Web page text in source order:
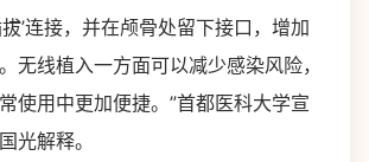
’连接，并在颅骨处留下接口，增加
无线植入一方面可以减少感染风险，
使用中更加便捷。”首都医科大学宣
光解释。